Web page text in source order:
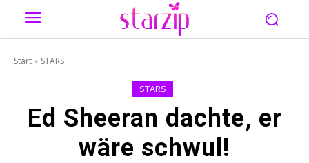
Start STARS
STARS
Ed Sheeran dachte, er
wäre schwul!